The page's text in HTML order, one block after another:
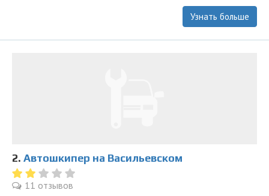
Узнать больше
2. Автошкипер на Васильевском
11 отзывов